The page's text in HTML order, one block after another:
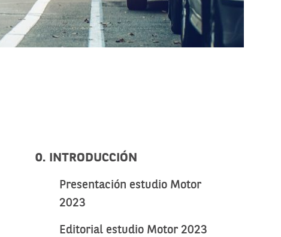
0. INTRODUCCIÓN
Presentación estudio Motor
2023
Editorial estudio Motor 2023